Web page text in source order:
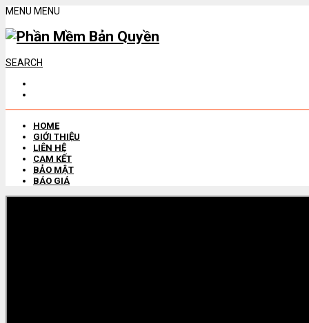
MENU MENU
SEARCH
HOME
GIỚI THIỆU
LIÊN HỆ
CAM KẾT
BẢO MẬT
BÁO GIÁ